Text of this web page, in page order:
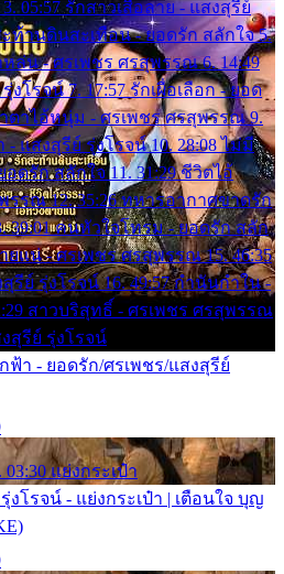
05:57 รักสาวเสื้อลาย - แสงสุรีย์
ะท้านดินสะเทือน - ยอดรัก สลักใจ 5.
ล่น - ศรเพชร ศรสุพรรณ 6. 14:49
งโรจน์ 7. 17:57 รักเผื่อเลือก - ยอด
ำตาไอ้หนุ่ม - ศรเพชร ศรสุพรรณ 9.
แสงสุรีย์ รุ่งโรจน์ 10. 28:08 ไม่มี
อดรัก สลักใจ 11. 31:29 ชีวิตไอ้
รรณ 12. 35:26 ทหารอากาศขาดรัก
39:01 คนหัวใจโทรม - ยอดรัก สลัก
ยแน่ - ศรเพชร ศรสุพรรณ 15. 46:35
รีย์ รุ่งโรจน์ 16. 49:57 กำนันกำใน -
สาวบริสุทธิ์ - ศรเพชร ศรสุพรรณ
งสุรีย์ รุ่งโรจน์
ฟ้า - ยอดรัก/ศรเพชร/แสงสุรีย์
03:30 แย่งกระเป๋า
งโรจน์ - แย่งกระเป๋า | เตือนใจ บุญ